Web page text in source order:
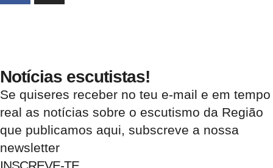
Notícias escutistas!
Se quiseres receber no teu e-mail e em tempo
real as notícias sobre o escutismo da Região
que publicamos aqui, subscreve a nossa
newsletter
INSCREVE-TE